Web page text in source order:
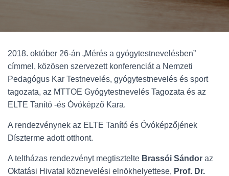
2018. október 26-án „Mérés a gyógytestnevelésben”
címmel, közösen szervezett konferenciát a Nemzeti
Pedagógus Kar Testnevelés, gyógytestnevelés és sport
tagozata, az MTTOE Gyógytestnevelés Tagozata és az
ELTE Tanító -és Óvóképző Kara.
A rendezvénynek az ELTE Tanító és Óvóképzőjének
Díszterme adott otthont.
A teltházas rendezvényt megtisztelte Brassói Sándor az
Oktatási Hivatal köznevelési elnökhelyettese, Prof. Dr.